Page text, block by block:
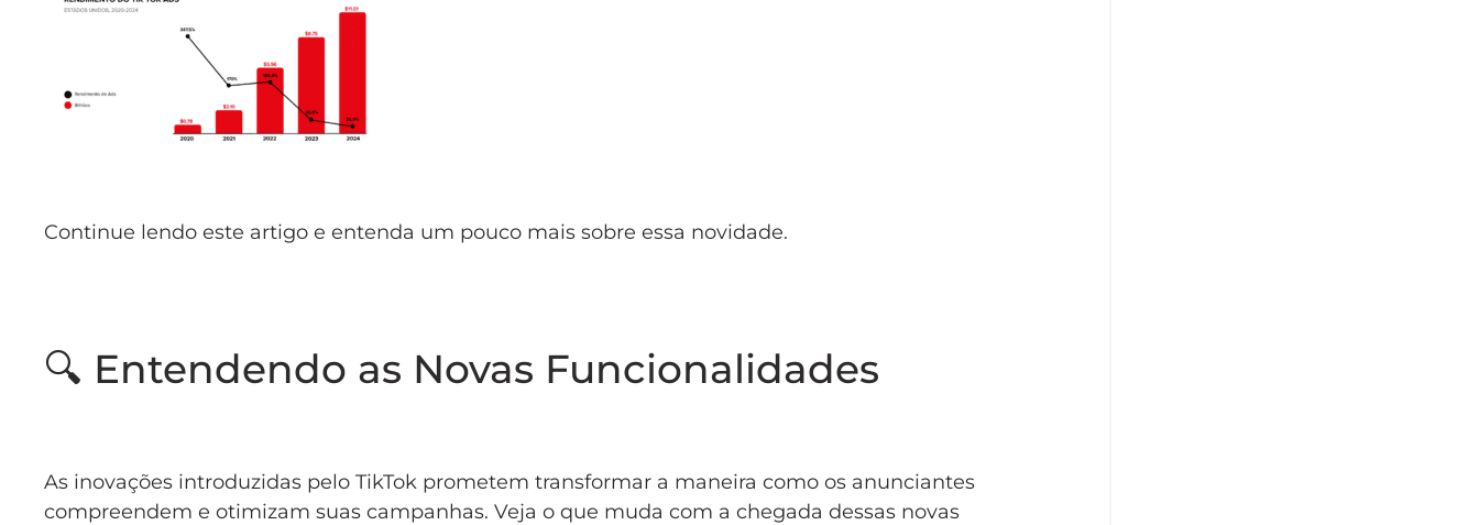
Continue lendo este artigo e entenda um pouco mais sobre essa novidade.
🔍 Entendendo as Novas Funcionalidades
As inovações introduzidas pelo TikTok prometem transformar a maneira como os anunciantes
compreendem e otimizam suas campanhas. Veja o que muda com a chegada dessas novas